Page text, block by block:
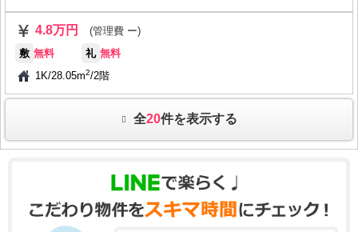
4.8万円
(管理費 ー)
敷 無料 礼 無料
1K/28.05m2/2階
全20件を表示する